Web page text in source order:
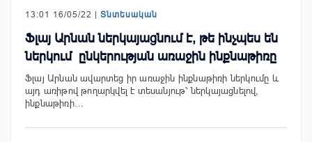
13:01 16/05/22 | Տնտեսական
Ֆլայ Արնան ներկայացնում է, թե ինչպես են
ներկում ընկերության առաջին ինքնաթիռը
Ֆլայ Արնան ավարտեց իր առաջին ինքնաթիռի ներկումը և
այդ առիթով թողարկվել է տեսանյութ՝ ներկայացնելով,
ինքնաթիռի…